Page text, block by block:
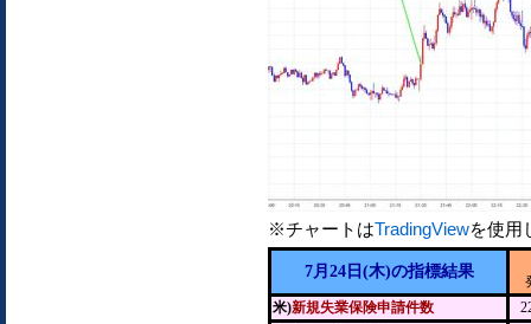
※チャートはTradingViewを使用
7月24日(木)の指標結果
米)新規失業保険申請件数